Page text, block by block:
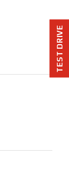
TEST DRIVE